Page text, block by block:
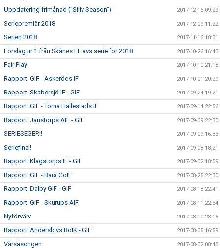
Uppdatering frimånad (”Silly Season”) 2017-12-15 09:29
Seriepremiär 2018 2017-12-09 11:22
Serien 2018 2017-11-16 18:31
Förslag nr 1 från Skånes FF avs serie för 2018 2017-10-26 16:43
Fair Play 2017-10-10 21:18
Rapport: GIF - Askeröds IF 2017-10-01 20:29
Rapport: Skabersjö IF - GIF 2017-09-24 19:21
Rapport: GIF - Torna Hällestads IF 2017-09-14 22:56
Rapport: Janstorps AIF - GIF 2017-09-09 22:30
SERIESEGER!! 2017-09-09 16:33
Seriefinal! 2017-09-08 18:21
Rapport: Klagstorps IF - GIF 2017-09-02 18:59
Rapport: GIF - Bara GoIF 2017-08-25 22:30
Rapport: Dalby GIF - GIF 2017-08-18 22:41
Rapport: GIF - Skurups AIF 2017-08-11 22:34
Nyförvärv 2017-08-10 23:15
Rapport: Anderslövs BoIK - GIF 2017-08-05 16:59
Vårsäsongen 2017-08-02 08:45